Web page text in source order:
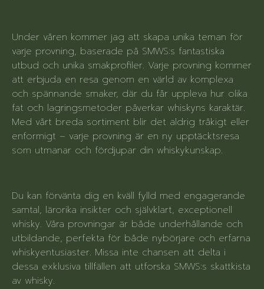
Under våren kommer jag att skapa unika teman för
varje provning, baserade på SMWS:s fantastiska
utbud och unika smakprofiler. Varje provning kommer
att erbjuda en resa genom en värld av komplexa
och spännande smaker, där du får uppleva hur olika
fat och lagringsmetoder påverkar whiskyns karaktär.
Med vårt breda sortiment blir det aldrig tråkigt eller
enformigt – varje provning är en ny upptäcktsresa
som utmanar och fördjupar din whiskykunskap.
Du kan förvänta dig en kväll fylld med engagerande
samtal, lärorika insikter och självklart, exceptionell
whisky. Våra provningar är både underhållande och
utbildande, perfekta för både nybörjare och erfarna
whiskyentusiaster. Missa inte chansen att delta i
dessa exklusiva tillfällen att utforska SMWS:s skattkista
av whisky.